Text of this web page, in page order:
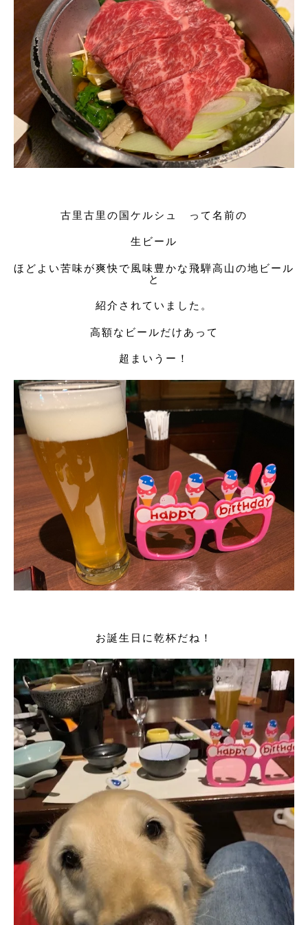
古里古里の国ケルシュ って名前の
生ビール
ほどよい苦味が爽快で風味豊かな飛騨高山の地ビール
と
紹介されていました。
高額なビールだけあって
超まいうー！
お誕生日に乾杯だね！